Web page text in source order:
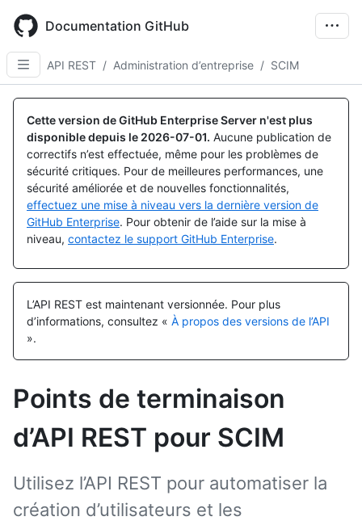
main
content
Documentation GitHub
API REST / Administration d’entreprise / SCIM
Cette version de GitHub Enterprise Server n'est plus
disponible depuis le 2026-07-01. Aucune publication de
correctifs n’est effectuée, même pour les problèmes de
sécurité critiques. Pour de meilleures performances, une
sécurité améliorée et de nouvelles fonctionnalités,
effectuez une mise à niveau vers la dernière version de
GitHub Enterprise. Pour obtenir de l’aide sur la mise à
niveau, contactez le support GitHub Enterprise.
L’API REST est maintenant versionnée. Pour plus
d’informations, consultez « À propos des versions de l’API
».
Points de terminaison
d’API REST pour SCIM
Utilisez l’API REST pour automatiser la
création d’utilisateurs et les
Nom, Type,
Description
Nom, Type,
Description
Nom, Type,
Description
Nom, Type,
Description
Nom, Type,
Description
Nom, Type,
Description
Nom, Type,
Description
Nom, Type,
Description
Nom, Type,
Description
Nom, Type,
Description
Nom, Type,
Description
Nom, Type,
Description
Nom, Type,
Description
Nom, Type,
Description
Nom, Type,
Description
Nom, Type,
Description
Nom, Type,
Description
Nom, Type,
Description
Nom, Type,
Description
Nom, Type,
Description
Nom, Type,
Description
Nom, Type,
Description
Nom, Type,
Description
Nom, Type,
Description
Nom, Type,
Description
Nom, Type,
Description
Nom, Type,
Description
Nom, Type,
Description
Nom, Type,
Description
Nom, Type,
Description
Nom, Type,
Description
Nom, Type,
Description
Nom, Type,
Description